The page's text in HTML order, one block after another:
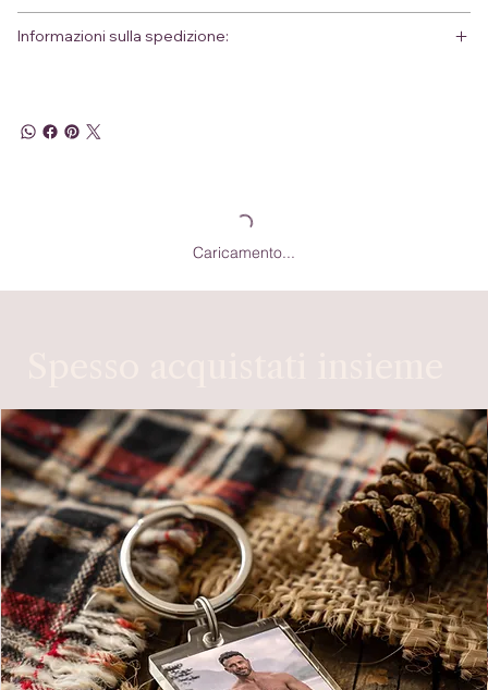
Informazioni sulla spedizione:
Caricamento...